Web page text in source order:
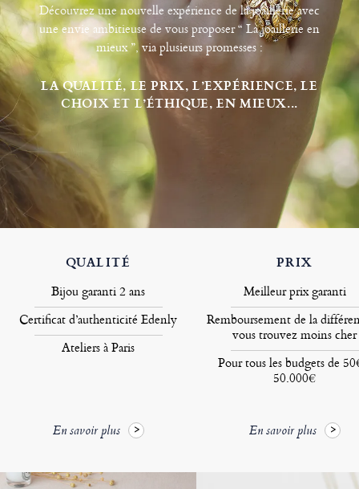
Découvrez une nouvelle expérience de la joaillerie avec
une envie ambitieuse de vous proposer “ La joaillerie en
mieux ”, via plusieurs promesses :
LA QUALITÉ, LE PRIX, L’EXPÉRIENCE, LE
CHOIX ET L’ÉTHIQUE, EN MIEUX...
QUALITÉ
Bijou garanti 2 ans
Certificat d’authenticité Edenly
Ateliers à Paris
En savoir plus
PRIX
Meilleur prix garanti
Remboursement de la
vous trouvez moins cher
Pour tous les budgets de
50.000€
En savoir plus